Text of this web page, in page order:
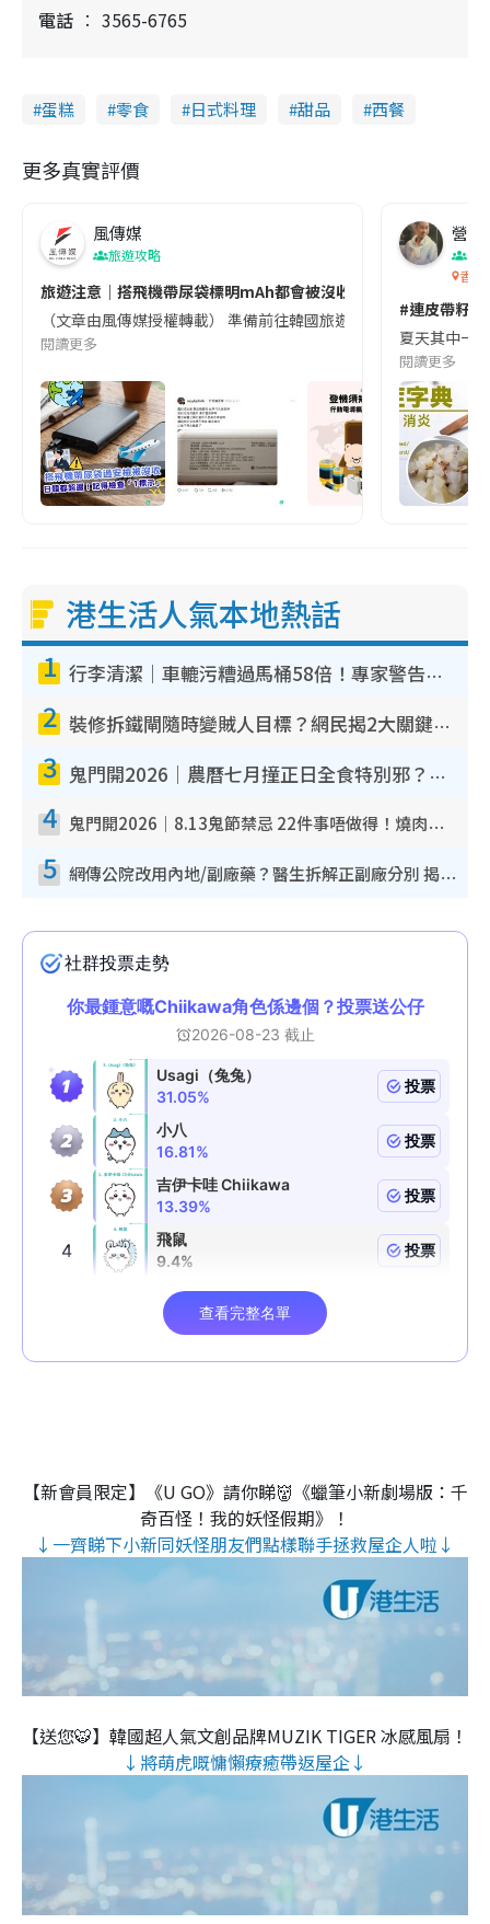
電話
3565-6765
蛋糕 零食 日式料理 甜品 西餐
更多真實評價
風傳媒
旅遊攻略
旅遊注意｜搭飛機帶尿袋標明mAh都會被沒收😱出發前切記檢查
（文章由風傳媒授權轉載） 準備前往韓國旅遊的民眾，近期要
閱讀更多
營養
香港
#連皮帶籽
夏天其中一
閱讀更多
港生活人氣本地熱話
1 行李清潔｜車轆污糟過馬桶58倍！專家警告忌用酒精抹 教1招免污手除菌
2 裝修拆鐵閘隨時變賊人目標？網民揭2大關鍵用途：裝新式等於白裝？附新舊鐵閘分別
3 鬼門開2026｜農曆七月撞正日全食特別邪？專家警告切忌做一事！揭4大禁忌+2招保平安
4 鬼門開2026｜8.13鬼節禁忌 22件事唔做得！燒肉、刺身要少食？半夜勿吹口哨/打呢個電話
5 網傳公院改用內地/副廠藥？醫生拆解正副廠分別 揭4類人換藥隨時出事
【新會員限定】《U GO》請你睇👹《蠟筆小新劇場版：千
奇百怪！我的妖怪假期》！
↓一齊睇下小新同妖怪朋友們點樣聯手拯救屋企人啦↓
【送您🐯】韓國超人氣文創品牌MUZIK TIGER 冰感風扇！
↓將萌虎嘅慵懶療癒帶返屋企↓